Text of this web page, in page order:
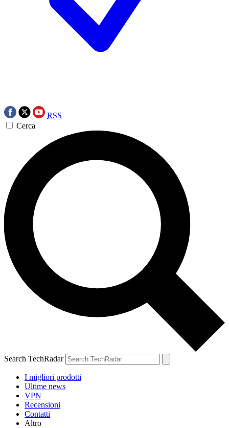
RSS
Cerca
Search TechRadar
I migliori prodotti
Ultime news
VPN
Recensioni
Contatti
Altro